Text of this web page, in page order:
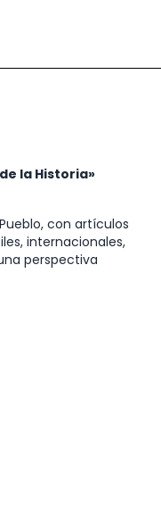
la Historia»
con artículos
internacionales,
perspectiva